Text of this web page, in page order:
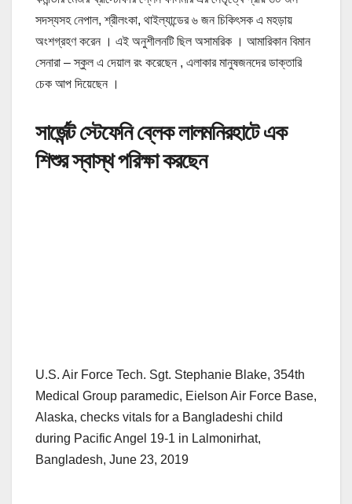
সদস্যসহ নেপাল, শ্রীলংকা, থাইল্যান্ডের ৬ জন চিকিৎসক এ মহড়ায়
অংশগ্রহণ করেন । এই অনুশীলনটি ছিল অসামরিক । আমারিকান বিমান
সেনারা – স্কুল এ দেয়াল রং করেছেন , এলাকার মানুষজনদের ডাক্তারি
চেক আপ দিয়েছেন ।
সার্জেন্ট স্টেফেনি ব্লেক লালমনিরহাটে এক
শিশুর স্বাস্থ পরিক্ষা করছেন
U.S. Air Force Tech. Sgt. Stephanie Blake, 354th
Medical Group paramedic, Eielson Air Force Base,
Alaska, checks vitals for a Bangladeshi child
during Pacific Angel 19-1 in Lalmonirhat,
Bangladesh, June 23, 2019